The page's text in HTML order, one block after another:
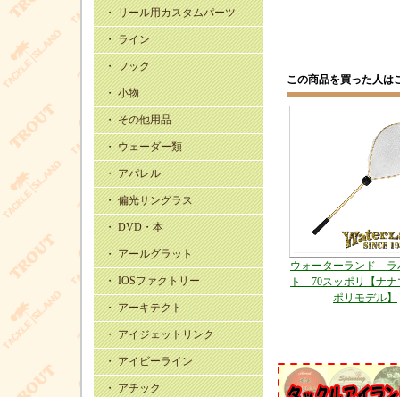
・ リール用カスタムパーツ
・ ライン
・ フック
・ 小物
・ その他用品
・ ウェーダー類
・ アパレル
・ 偏光サングラス
・ DVD・本
・ アールグラット
・ IOSファクトリー
・ アーキテクト
・ アイジェットリンク
・ アイビーライン
・ アチック
この商品を買った人は
ウォーターランド ラ
ト 70スッポリ【ナナ
ポリモデル】